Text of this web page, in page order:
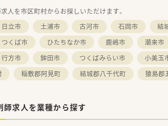
人を市区町村からお探しいただけます。
日立市 土浦市 古河市 石岡市 結
つくば市 ひたちなか市 鹿嶋市 潮来市
行方市 鉾田市 つくばみらい市 小美玉
稲敷郡阿見町 結城郡八千代町 猿島郡
師求人を業種から探す